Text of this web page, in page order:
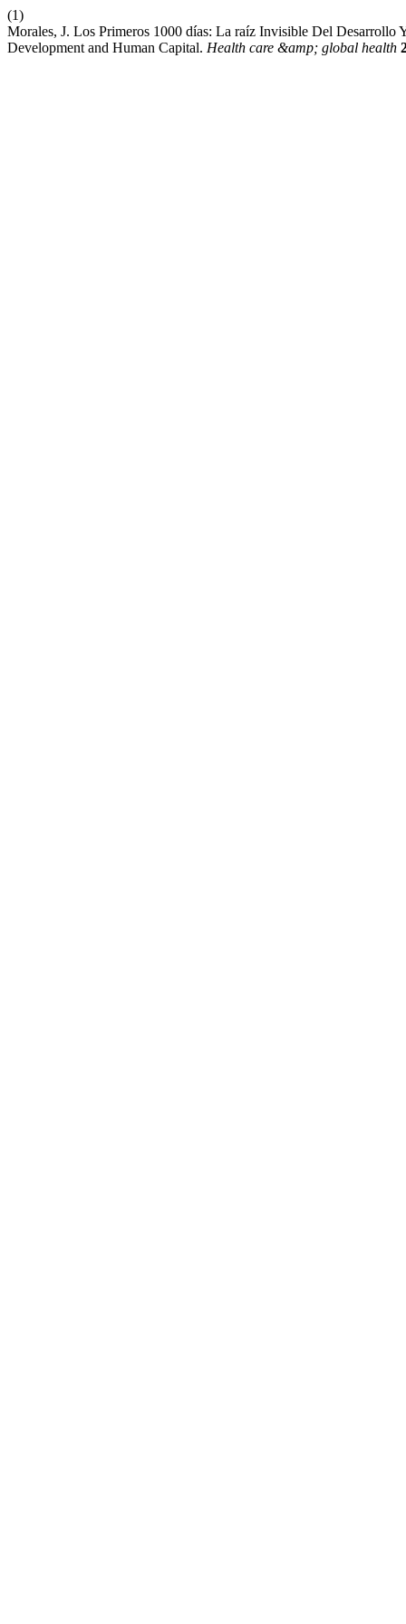
(1)
Morales, J. Los Primeros 1000 días: La raíz Invisible Del
Development and Human Capital. Health care &amp; global health